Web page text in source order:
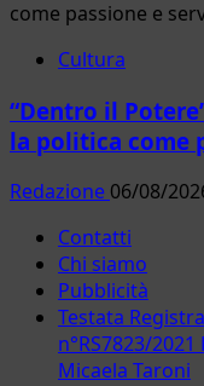
Cultura
“Dentro il
la politica come
Redazione 06/08/
Contatti
Chi siamo
Pubblicità
Testata
n°RS7823/
Micaela Taroni